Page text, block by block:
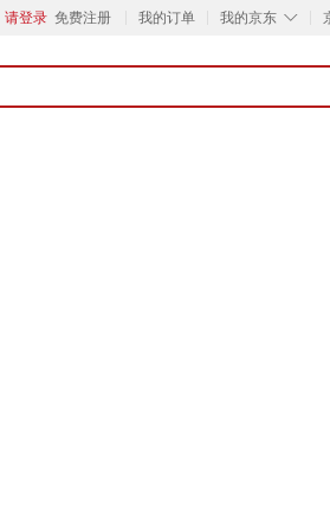
请登录 免费注册 我的订单 ◇
我的京东